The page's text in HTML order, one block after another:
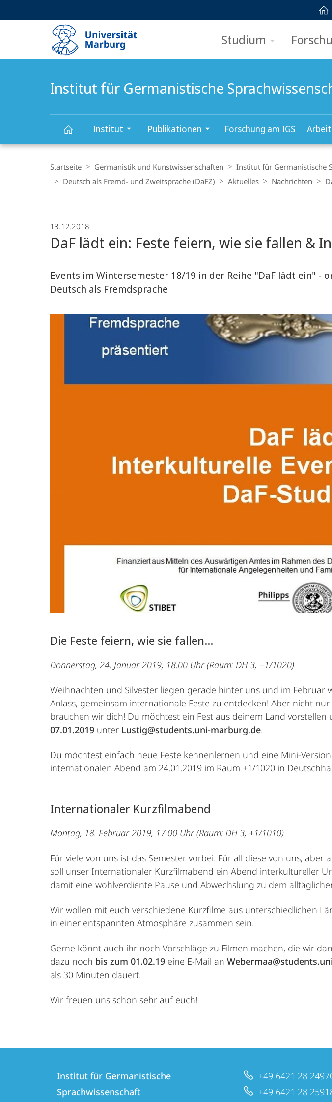
Studium
Institut für Germanistische
für
Sprachwissenschaft
Institut Publikationen Forschung am IGS
Navigation
Startseite Germanistik und Kunstwissenschaften Institut für Germanistische
Deutsch als Fremd- und Zweitsprache (DaFZ)
Aktuelles Nachrichten
13.12.2018
DaF lädt ein: Feste feiern, wie sie fallen &
Events im Wintersemester 18/19 in der Reihe "DaF lädt ein"
Deutsch als Fremdsprache
Die Feste feiern, wie sie fallen...
Donnerstag, 24. Januar 2019, 18.00 Uhr (Raum: DH 3, +1/1020)
Weihnachten und Silvester liegen gerade hinter uns und im Februar
Anlass, gemeinsam internationale Feste zu entdecken! Aber nicht
brauchen wir dich! Du möchtest ein Fest aus deinem Land
07.01.2019 unter Lustig@students.uni-marburg.de.
Du möchtest einfach neue Feste kennenlernen und eine Mini-
internationalen Abend am 24.01.2019 im Raum +1/1020 in
Internationaler Kurzfilmabend
Montag, 18. Februar 2019, 17.00 Uhr (Raum: DH 3, +1/1010)
Für viele von uns ist das Semester vorbei. Für all diese von uns,
soll unser Internationaler Kurzfilmabend ein Abend interkultureller
damit eine wohlverdiente Pause und Abwechslung zu dem
Wir wollen mit euch verschiedene Kurzfilme aus unterschiedlichen
in einer entspannten Atmosphäre zusammen sein.
Gerne könnt auch ihr noch Vorschläge zu Filmen machen, die wir
dazu noch bis zum 01.02.19 eine E-Mail an
als 30 Minuten dauert.
Wir freuen uns schon sehr auf euch!
Informationen
Kontaktinformationen
Institut
Institut für Germanistische
Sprachwissenschaft
+49 6421 28
+49 6421 28